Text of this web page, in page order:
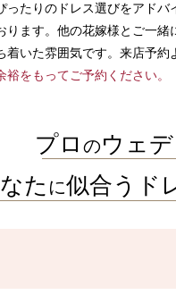
ったりのドレス選びをアドバ
ます。他の花嫁様とご一緒
着いた雰囲気です。来店予
をもってご予約ください。
プロ のウェ
た に似合うド